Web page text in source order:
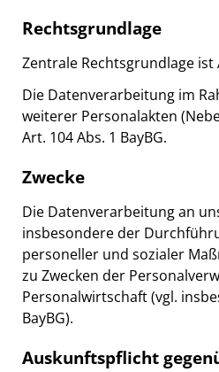
Rechtsgrundlage
Zentrale Rechtsgrundlage ist
Die Datenverarbeitung im
weiterer Personalakten
Art. 104 Abs. 1 BayBG.
Zwecke
Die Datenverarbeitung an
insbesondere der
personeller und sozialer
zu Zwecken der
Personalwirtschaft (vgl.
BayBG).
Auskunftspflicht